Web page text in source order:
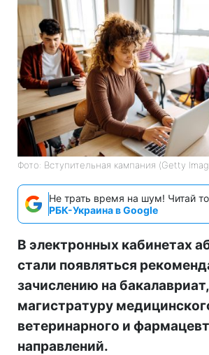
Фото: Вступительная кампания (Getty
Не трать время на шум! Читай
РБК-Украина в Google
В электронных кабинетах
стали появляться
зачислению на
магистратуру
ветеринарного и
направлений.